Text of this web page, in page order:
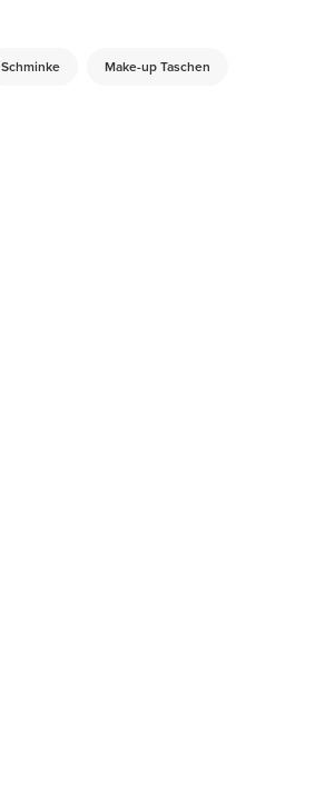
Schminke Make-up Taschen